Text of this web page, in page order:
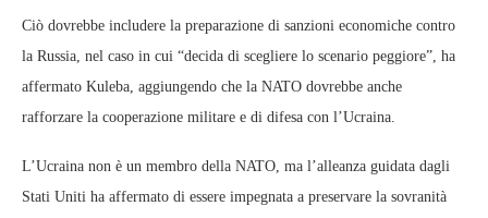
Ciò dovrebbe includere la preparazione di sanzioni economiche contro
la Russia, nel caso in cui “decida di scegliere lo scenario peggiore”, ha
affermato Kuleba, aggiungendo che la NATO dovrebbe anche
rafforzare la cooperazione militare e di difesa con l’Ucraina.
L’Ucraina non è un membro della NATO, ma l’alleanza guidata dagli
Stati Uniti ha affermato di essere impegnata a preservare la sovranità